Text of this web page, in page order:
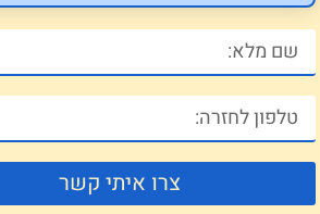
צרו איתי קשר